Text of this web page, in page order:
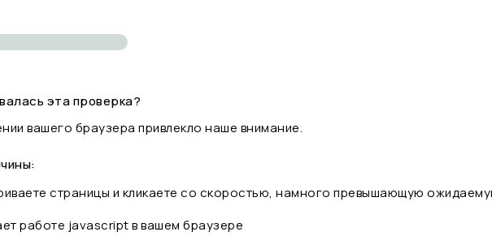
эта проверка?
вашего браузера привлекло наше внимание.
страницы и кликаете со скоростью, намного превышающую
работе javascript в вашем браузере